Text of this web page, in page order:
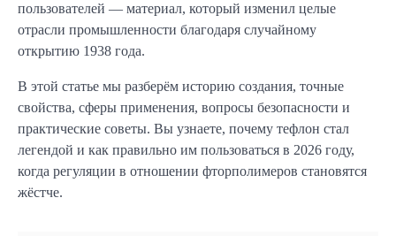
пользователей — материал, который изменил целые
отрасли промышленности благодаря случайному
открытию 1938 года.
В этой статье мы разберём историю создания, точные
свойства, сферы применения, вопросы безопасности и
практические советы. Вы узнаете, почему тефлон стал
легендой и как правильно им пользоваться в 2026 году,
когда регуляции в отношении фторполимеров становятся
жёстче.